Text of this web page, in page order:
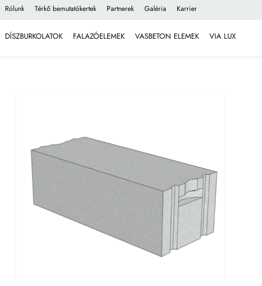
Rólunk Térkő bemutatókertek Partnerek Galéria Karrier
DÍSZBURKOLATOK FALAZÓELEMEK VASBETON ELEMEK VIA LUX